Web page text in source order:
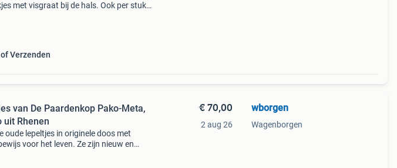
met visgraat bij de hals. Ook per stuk
Verzenden
van De Paardenkop Pako-Meta,
uit Rhenen
oude lepeltjes in originele doos met
voor het leven. Ze zijn nieuw en
€ 70,00
2 aug 26
wborgen
Wagenborgen